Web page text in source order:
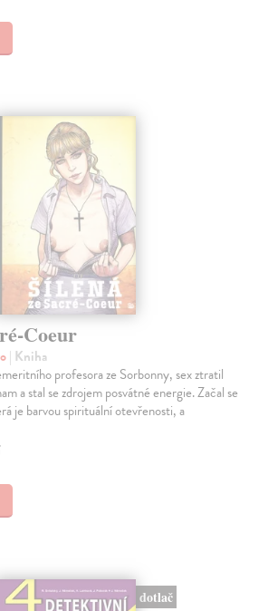
Coeur
| Kniha
profesora ze Sorbonny, sex ztratil
a stal se zdrojem posvátné energie. Začal se
je barvou spirituální otevřenosti, a
dotlač